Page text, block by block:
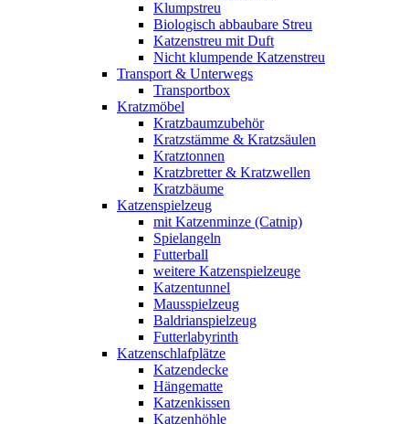
Klumpstreu
Biologisch abbaubare Streu
Katzenstreu mit Duft
Nicht klumpende Katzenstreu
Transport & Unterwegs
Transportbox
Kratzmöbel
Kratzbaumzubehör
Kratzstämme & Kratzsäulen
Kratztonnen
Kratzbretter & Kratzwellen
Kratzbäume
Katzenspielzeug
mit Katzenminze (Catnip)
Spielangeln
Futterball
weitere Katzenspielzeuge
Katzentunnel
Mausspielzeug
Baldrianspielzeug
Futterlabyrinth
Katzenschlafplätze
Katzendecke
Hängematte
Katzenkissen
Katzenhöhle